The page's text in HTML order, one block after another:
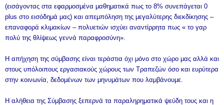
(εισάγοντας στα εφαρμοσμένα μαθηματικά πως το 8% συνεπάγεται 0
plus στο εισόδημά μας) και απεμπόληση της μεγαλύτερης διεκδίκησης –
επαναφορά κλιμακίων – πολυετιών ισχύει αναντίρρητα πως « το γαρ
πολύ της θλίψεως γεννά παραφροσύνη».
Η απήχηση της σύμβασης είναι τεράστια όχι μόνο στο χώρο μας αλλά και
στους υπόλοιπους εργασιακούς χώρους των Τραπεζών όσο και ευρύτερα
στην κοινωνία, δεδομένων των μηνυμάτων που λαμβάνουμε.
Η αλήθεια της Σύμβασης ξεπερνά τα παραληρηματικά ψεύδη τους και η